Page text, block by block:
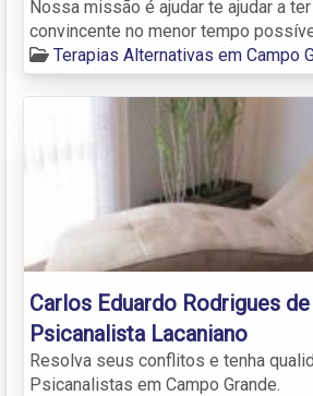
Nossa missão é ajudar te ajudar a
convincente no menor tempo
Terapias Alternativas em Campo
Carlos Eduardo Rodrigues
Psicanalista Lacaniano
Resolva seus conflitos e tenha
Psicanalistas em Campo Grande.